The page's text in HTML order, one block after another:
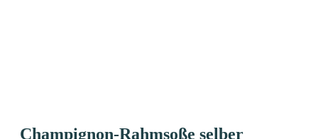
Champignon-Rahmsoße selber